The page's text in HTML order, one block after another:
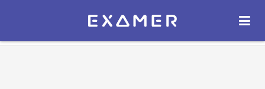
Экзамер — ЕГЭ 2027
ОТКРЫТЬ